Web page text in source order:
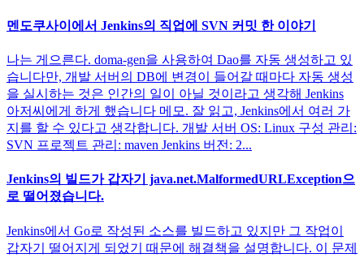
멘도쿠사이에서 Jenkins의 직업에 SVN 커밋 한 이야기
나는 게으른다. doma-gen을 사용하여 Dao를 자동 생성하고 있
습니다만, 개발 서버의 DB에 변경이 들어갈 때마다 자동 생성
을 실시하는 것은 인간의 일이 아닐 것이라고 생각해 Jenkins
아저씨에게 하게 했습니다 메모. 잘 읽고, Jenkins에서 여러 가
지를 할 수 있다고 생각합니다. 개발 서버 OS: Linux 구성 관리:
SVN 프로젝트 관리: maven Jenkins 버전: 2...
Jenkins의 빌드가 갑자기 java.net.MalformedURLException으
로 떨어졌습니다.
Jenkins에서 Go로 작성된 소스를 빌드하고 있지만 그 작업이
갑자기 떨어지게 되었기 때문에 해결책을 설명합니다. 이 문제